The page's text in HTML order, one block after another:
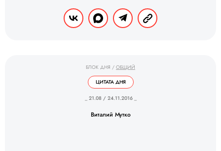
БЛОК ДНЯ / ОБЩИЙ
ЦИТАТА ДНЯ
_ 21.08 / 24.11.2016 _
Виталий Мутко